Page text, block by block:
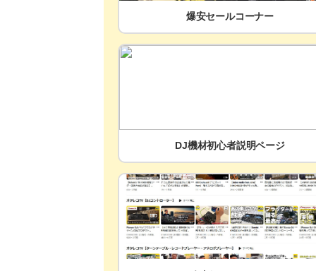
爆安セールコーナー
DJ機材初心者説明ページ